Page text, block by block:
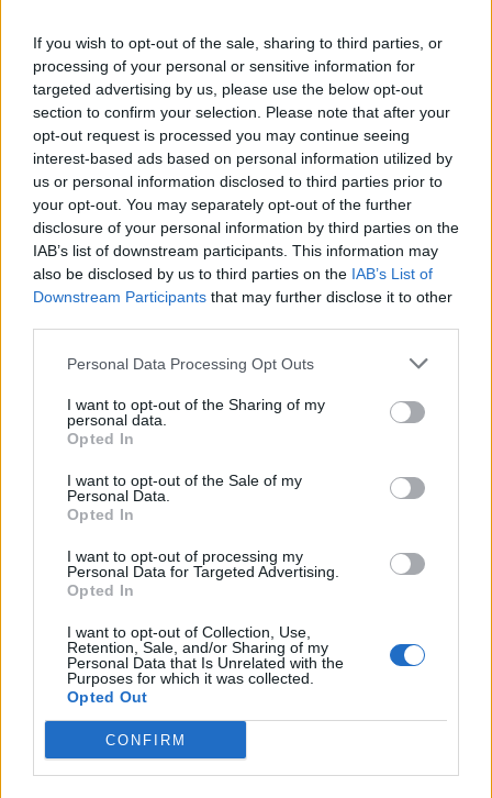
If you wish to opt-out of the sale, sharing to third parties, or
processing of your personal or sensitive information for
targeted advertising by us, please use the below opt-out
section to confirm your selection. Please note that after your
opt-out request is processed you may continue seeing
interest-based ads based on personal information utilized by
us or personal information disclosed to third parties prior to
your opt-out. You may separately opt-out of the further
disclosure of your personal information by third parties on the
IAB’s list of downstream participants. This information may
also be disclosed by us to third parties on the IAB’s List of
Downstream Participants that may further disclose it to other
Personal Data Processing Opt Outs
I want to opt-out of the Sharing of my
personal data.
Opted In
I want to opt-out of the Sale of my
Personal Data.
Opted In
I want to opt-out of processing my
Personal Data for Targeted Advertising.
Opted In
I want to opt-out of Collection, Use,
Retention, Sale, and/or Sharing of my
Personal Data that Is Unrelated with the
Purposes for which it was collected.
Opted Out
CONFIRM
fshehte tetë trupa të copëtuar
Ndahet nga jeta në moshën
84-vjeçare Ben Jones, aktori i
“The Dukes of Hazzard
Esim for Global|Esim for Europe|Esim for Caribbean
Esim for USA|
|Esim for Germany
for Asia|Esim for World Cup 2026